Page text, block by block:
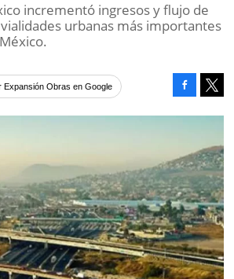
incrementó ingresos y flujo de
urbanas más importantes
Expansión Obras en Google